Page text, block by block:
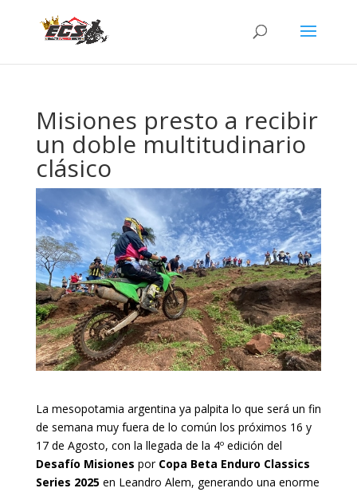
Misiones presto a recibir
un doble multitudinario
clásico
La mesopotamia argentina ya palpita lo que será un fin
de semana muy fuera de lo común los próximos 16 y
17 de Agosto, con la llegada de la 4º edición del
Desafío Misiones por Copa Beta Enduro Classics
Series 2025 en Leandro Alem, generando una enorme